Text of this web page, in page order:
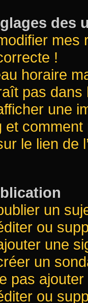
des
mes
!
horaire
pas dans
une
et
le lien de
un
ou
une
un
pas
ou